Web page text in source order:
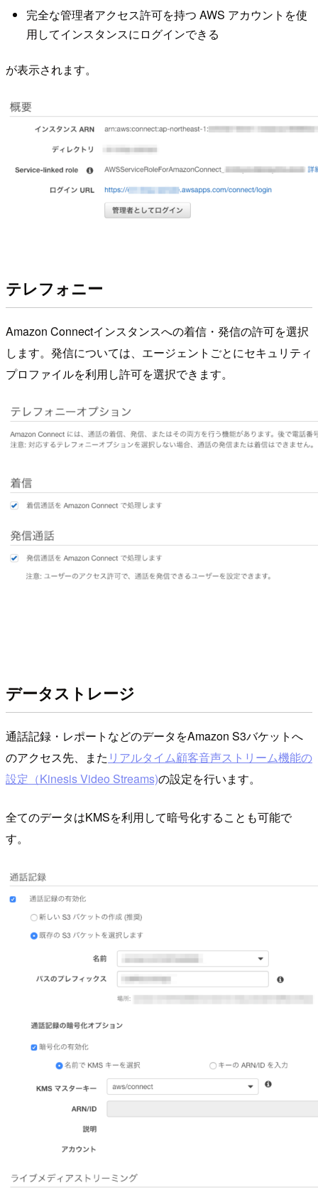
完全な管理者アクセス許可を持つ AWS アカウントを使
用してインスタンスにログインできる
が表示されます。
テレフォニー
Amazon Connectインスタンスへの着信・発信の許可を選択
します。発信については、エージェントごとにセキュリティ
プロファイルを利用し許可を選択できます。
データストレージ
通話記録・レポートなどのデータをAmazon S3バケットへ
のアクセス先、また リアルタイム顧客音声ストリーム機能の
設定（Kinesis Video Streams)の設定を行います。
全てのデータはKMSを利用して暗号化することも可能で
す。